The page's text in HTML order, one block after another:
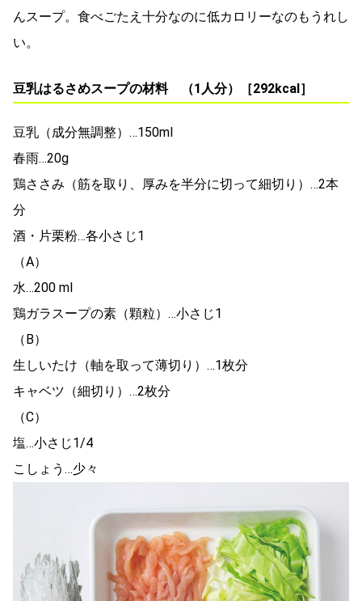
んスープ。食べごたえ十分なのに低カロリーなのもうれし
い。
豆乳はるさめスープの材料 （1人分）［292kcal］
豆乳（成分無調整）…150ml
春雨…20g
鶏ささみ（筋を取り、厚みを半分に切って細切り）…2本
分
酒・片栗粉…各小さじ1
（A）
水…200 ml
鶏ガラスープの素（顆粒）…小さじ1
（B）
生しいたけ（軸を取って薄切り）…1枚分
キャベツ（細切り）…2枚分
（C）
塩…小さじ1/4
こしょう…少々